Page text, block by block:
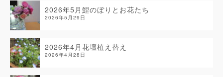
2026年5月鯉のぼりとお花たち
2026年5月29日
2026年4月花壇植え替え
2026年4月28日